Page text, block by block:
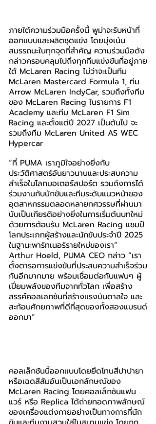
ภายใต้ความร่วมมือครั้งนี้ พูม่าจะรับหน้าที่
ออกแบบและผลิตชุดแข่ง โดยมุ่งเน้น
สมรรถนะในทุกจุดที่สำคัญ ความร่วมมือดัง
กล่าวครอบคลุมไปถึงทุกทีมแข่งขันที่อยู่ภาย
ใต้ McLaren Racing ไม่ว่าจะเป็นทีม
McLaren Mastercard Formula 1, ทีม
Arrow McLaren IndyCar, รวมถึงทั้งทีม
ของ McLaren Racing ในรายการ F1
Academy และทีม McLaren F1 Sim
Racing และตั้งแต่ปี 2027 เป็นต้นไป จะ
รวมถึงทีม McLaren United AS WEC
Hypercar
“ที่ PUMA เราภูมิใจอย่างยิ่งกับ
ประวัติศาสตร์อันยาวนานและประสบความ
สำเร็จในโลกมอเตอร์สปอร์ต รวมถึงการได้
ร่วมงานกับนักขับและทีมระดับแนวหน้าของ
อุตสาหกรรมตลอดหลายทศวรรษที่ผ่านมา
นับเป็นเกียรติอย่างยิ่งในการเริ่มต้นบทใหม่
ด้วยการต้อนรับ McLaren Racing แชมป์
โลกประเภทผู้สร้างและนักขับประจำปี 2025
ในฐานะพาร์ทเนอร์รายใหม่ของเรา”
Arthur Hoeld, PUMA CEO กล่าว “เรา
ตั้งตารอการแข่งขันที่ประสบความสำเร็จร่วม
กันอีกมากมาย พร้อมเชื่อมต่อกับแฟนๆ ผู้
เปี่ยมพลังของทีมจากทั่วโลก เพื่อสร้าง
สรรค์คอลเลกชันที่สร้างแรงบันดาลใจ และ
สะท้อนศักยภาพที่ดีที่สุดของทั้งสองแบรนด์
ออกมา”
คอลเล็กชันนี้ออกแบบโดยยึดโทนสีปาปายา
หรือเฉดสีส้มอันเป็นเอกลักษณ์ของ
McLaren Racing โดยคอลเล็กชันแฟน
แวร์ หรือ Replica ได้ถ่ายทอดภาพลักษณ์
ของเครื่องแต่งกายอย่างเป็นทางการที่นัก